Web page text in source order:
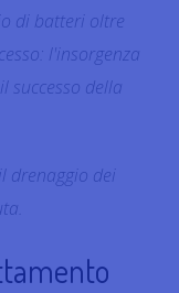
di batteri oltre
l'insorgenza
successo della
drenaggio dei